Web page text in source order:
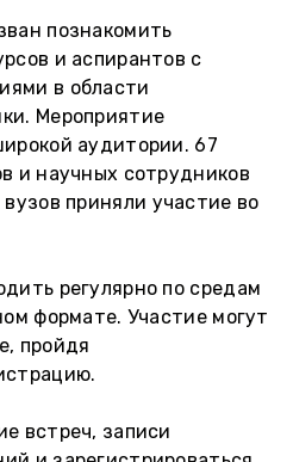
познакомить
и аспирантов с
в области
Мероприятие
аудитории. 67
и научных сотрудников
приняли участие во
регулярно по средам
формате. Участие могут
пройдя
встреч, записи